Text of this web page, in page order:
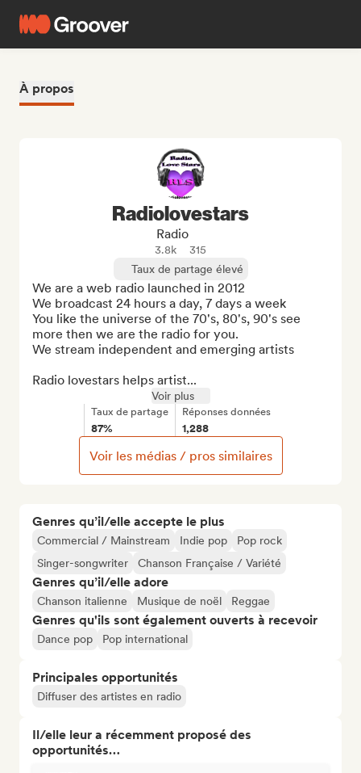
À propos
Genres qu’il/elle accepte le plus
Commercial / Mainstream Indie pop
Pop rock
Singer-songwriter
Chanson Française / Variété
Genres qu’il/elle adore
Chanson italienne Musique de noël Reggae
Genres qu'ils sont également ouverts à recevoir
Dance pop Pop international
Principales opportunités
Diffuser des artistes en radio
Il/elle leur a récemment proposé des
opportunités…
Radiolovestars
Radio
3.8k
315
Taux de partage élevé
We are a web radio launched in 2012
We broadcast 24 hours a day, 7 days a week
You like the universe of the 70's, 80's, 90's see
more then we are the radio for you.
We stream independent and emerging artists
Radio lovestars helps artist...
Voir plus
Taux de partage
87%
Réponses données
1,288
Voir les médias / pros similaires